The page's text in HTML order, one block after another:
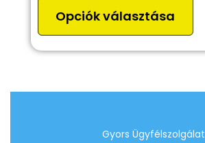
Opciók választása
Gyors Ügyfélszolgálat